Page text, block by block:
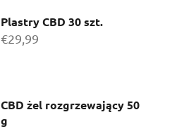
Plastry CBD 30 szt.
€29,99
CBD żel rozgrzewający 50
g